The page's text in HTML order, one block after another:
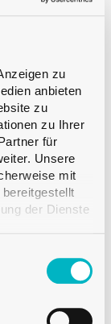
zu
anbieten
zu
zu Ihrer
für
Unsere
mit
der Dienste